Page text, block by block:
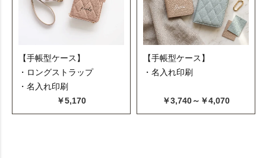
【手帳型ケース】
・ロングストラップ
・名入れ印刷
￥5,170
【手帳型ケース】
・名入れ印刷
￥3,740～￥4,070